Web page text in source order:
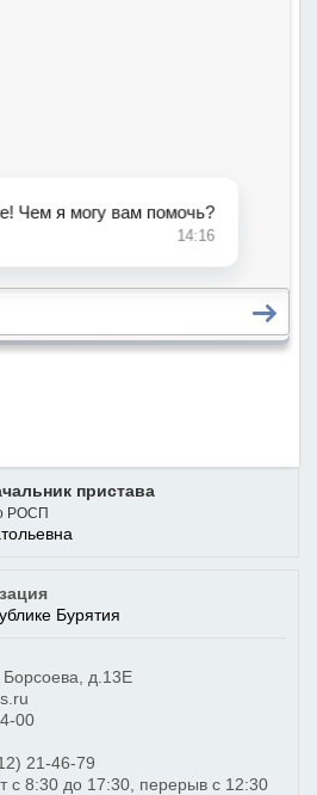
пристава
РОСП
Бурятия
Борсоева, д.13Е
00
21-46-79
с 8:30 до 17:30, перерыв с 12:30